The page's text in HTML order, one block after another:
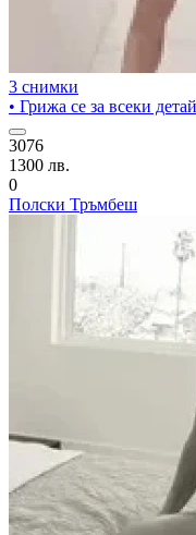
3 снимки
• Грижа се за всеки
3076
1300 лв.
0
Полски Тръмбеш